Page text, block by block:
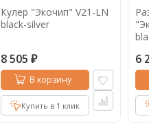
Кулер "Экочип" V21-LN
black-silver
8 505 ₽
В корзину
Купить в 1 клик
6